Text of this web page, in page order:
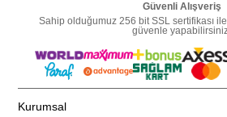
Güvenli Alışveriş
Sahip olduğumuz 256 bit SSL sertifikası
güvenle
Kurumsal